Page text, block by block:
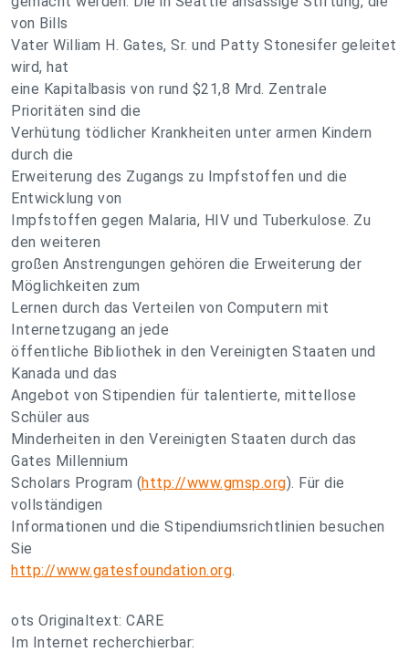
von Bills
Vater William H. Gates, Sr. und Patty Stonesifer geleitet
wird, hat
eine Kapitalbasis von rund $21,8 Mrd. Zentrale
Prioritäten sind die
Verhütung tödlicher Krankheiten unter armen Kindern
durch die
Erweiterung des Zugangs zu Impfstoffen und die
Entwicklung von
Impfstoffen gegen Malaria, HIV und Tuberkulose. Zu
den weiteren
großen Anstrengungen gehören die Erweiterung der
Möglichkeiten zum
Lernen durch das Verteilen von Computern mit
Internetzugang an jede
öffentliche Bibliothek in den Vereinigten Staaten und
Kanada und das
Angebot von Stipendien für talentierte, mittellose
Schüler aus
Minderheiten in den Vereinigten Staaten durch das
Gates Millennium
Scholars Program (http://www.gmsp.org). Für die
vollständigen
Informationen und die Stipendiumsrichtlinien besuchen
Sie
http://www.gatesfoundation.org.
ots Originaltext: CARE
Im Internet recherchierbar: